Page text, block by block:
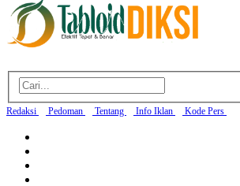
Redaksi Pedoman Tentang Info Iklan Kode Pers